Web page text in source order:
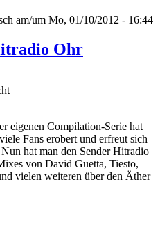
am/um Mo, 01/10/2012 - 16:44
Ohr
eigenen Compilation-Serie hat
Fans erobert und erfreut sich
hat man den Sender Hitradio
von David Guetta, Tiesto,
vielen weiteren über den Äther